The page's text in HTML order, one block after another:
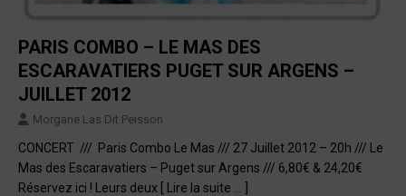
PARIS COMBO – LE MAS DES
ESCARAVATIERS PUGET SUR ARGENS –
JUILLET 2012
Morgane Las Dit Peisson
CONCERT /// Paris Combo Le Mas /// 27 Juillet 2012 – 20h /// Le
Mas des Escaravatiers – Puget sur Argens /// 6,80€ & 24,20€
Réservez ici ! Leurs deux
[ Lire la suite … ]